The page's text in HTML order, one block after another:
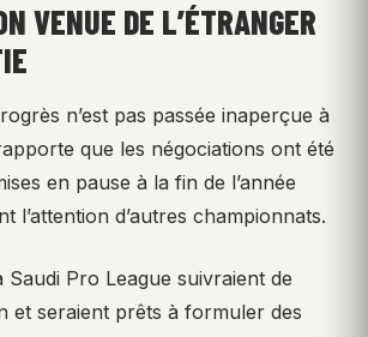
VENUE DE L’ÉTRANGER
n’est pas passée inaperçue à
que les négociations ont été
en pause à la fin de l’année
l’attention d’autres championnats.
Saudi Pro League suivraient de
et seraient prêts à formuler des